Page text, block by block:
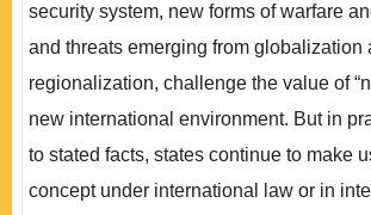
security system, new forms of warfare
and threats emerging from globalization
regionalization, challenge the value of
new international environment. But in
to stated facts, states continue to make
concept under international law or in